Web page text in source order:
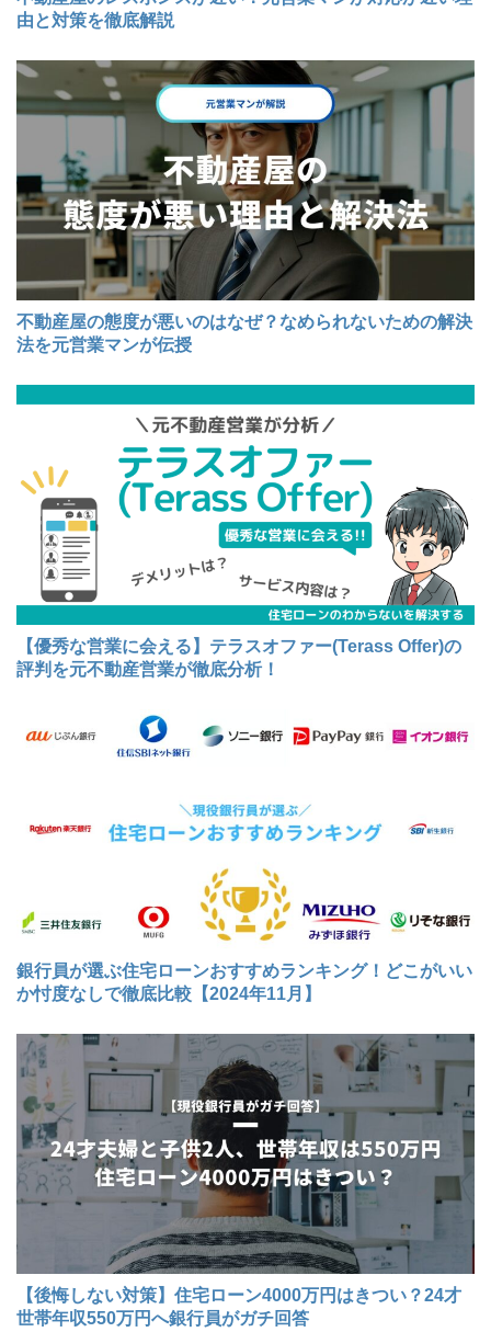
由と対策を徹底解説
不動産屋の態度が悪いのはなぜ？なめられないための解決
法を元営業マンが伝授
【優秀な営業に会える】テラスオファー(Terass Offer)の
評判を元不動産営業が徹底分析！
銀行員が選ぶ住宅ローンおすすめランキング！どこがいい
か忖度なしで徹底比較【2024年11月】
【後悔しない対策】住宅ローン4000万円はきつい？24才
世帯年収550万円へ銀行員がガチ回答